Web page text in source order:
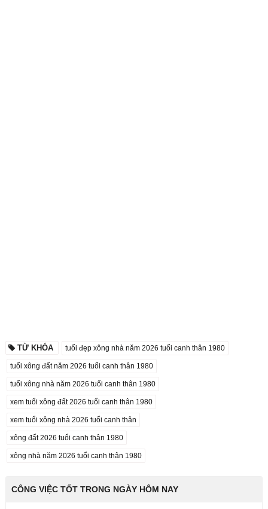
TỪ KHÓA tuổi đẹp xông nhà năm 2026 tuổi canh thân 1980
tuổi xông đất năm 2026 tuổi canh thân 1980
tuổi xông nhà năm 2026 tuổi canh thân 1980
xem tuổi xông đất 2026 tuổi canh thân 1980
xem tuổi xông nhà 2026 tuổi canh thân
xông đất 2026 tuổi canh thân 1980
xông nhà năm 2026 tuổi canh thân 1980
CÔNG VIỆC TỐT TRONG NGÀY HÔM NAY